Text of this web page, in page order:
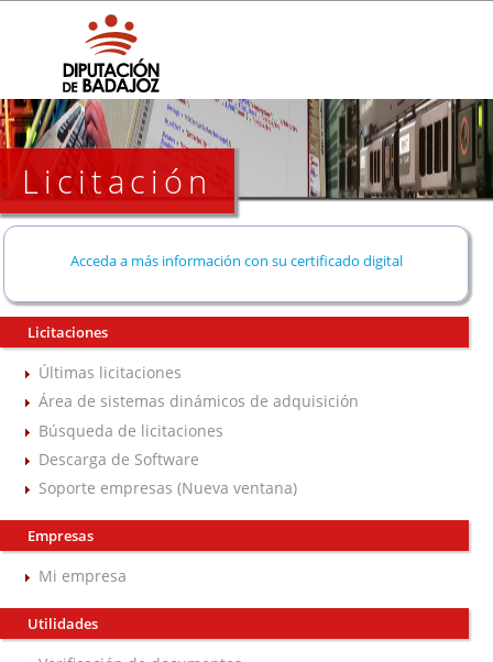
Licitación
Acceda a más información con su certificado digital
Licitaciones
Últimas licitaciones
Área de sistemas dinámicos de adquisición
Búsqueda de licitaciones
Descarga de Software
Soporte empresas (Nueva ventana)
Empresas
Mi empresa
Utilidades